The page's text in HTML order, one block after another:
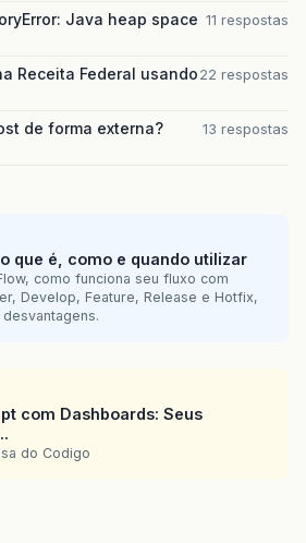
Java heap space 11 respostas
Receita Federal usando22 respostas
de forma externa?
13 respostas
que é, como e quando utilizar
como funciona seu fluxo com
Develop, Feature, Release e Hotfix,
com Dashboards: Seus
do Codigo